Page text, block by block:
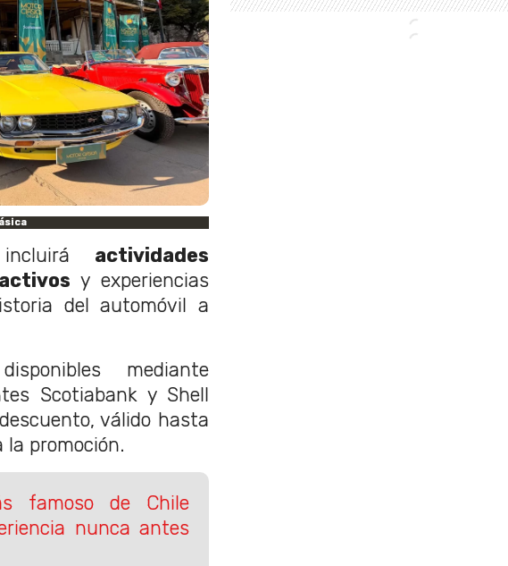
actividades
y experiencias
del automóvil a
mediante
Scotiabank y Shell
válido hasta
promoción.
famoso de Chile
nunca antes